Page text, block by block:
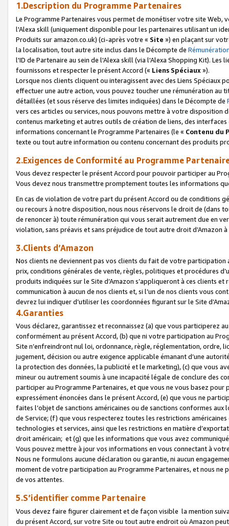
1.Description du Programme Partenaires
Le Programme Partenaires vous permet de monétiser votre site Web,
l'Alexa skill (uniquement disponible pour les partenaires utilisant un
Produits sur amazon.co.uk) (ci-après votre « Site ») en plaçant sur
la localisation, tout autre site inclus dans le Décompte de
l'ID de Partenaire au sein de l'Alexa skill (via l'Alexa Shopping Kit).
fournissons et respecter le présent Accord (« Liens Spéciaux»).
Lorsque nos clients cliquent ou interagissent avec des Liens Spéciaux
effectuer une autre action, vous pouvez toucher une rémunération
détaillées (et sous réserve des limites indiquées) dans le Décompte de
vers ces articles ou services, nous pouvons mettre à votre disposition
contenus marketing et autres outils de création de liens, des
informations concernant le Programme Partenaires (le « Contenu du
texte ou tout autre information ou contenu concernant des produits
2.Exigences de Conformité au Programme
Vous devez respecter le présent Accord pour pouvoir participer au
Vous devez nous transmettre promptement toutes les informations
En cas de violation de votre part du présent Accord ou de conditions
ou recours à notre disposition, nous nous réservons le droit de (dans
de renoncer à) toute rémunération qui vous serait autrement due en
violation, sans préavis et sans préjudice de tout autre droit
3.Clients d’Amazon
Nos clients ne deviennent pas vos clients du fait de votre
prix, conditions générales de vente, règles, politiques et procédures
produits indiquées sur le Site d’Amazon s’appliqueront à ces clients
communication à aucun de nos clients et, si l’un de nos clients vous
devrez lui indiquer d’utiliser les coordonnées figurant sur le Site
4.Garanties
Vous déclarez, garantissez et reconnaissez (a) que vous participerez
conformément au présent Accord, (b) que ni votre participation au
Site n’enfreindront nul loi, ordonnance, règle, réglementation, ordre,
jugement, décision ou autre exigence applicable émanant d’une
la protection des données, la publicité et le marketing), (c) que vous
mineur ou autrement soumis à une incapacité légale de conclure des
participer au Programme Partenaires, et que vous ne vous basez
expressément énoncées dans le présent Accord, (e) que vous ne
faites l’objet de sanctions américaines ou de sanctions conformes
de Service; (f) que vous respecterez toutes les restrictions
technologies et services, ainsi que les restrictions en matière
droit américain; et (g) que les informations que vous avez
Vous pouvez mettre à jour vos informations en vous connectant à
Nous ne formulons aucune déclaration ou garantie, ni aucun
moment de votre participation au Programme Partenaires, et nous
de vos attentes.
5.S’identifier comme Partenaire
Vous devez faire figurer clairement et de façon visible la mention
du présent Accord, sur votre Site ou tout autre endroit où Amazon